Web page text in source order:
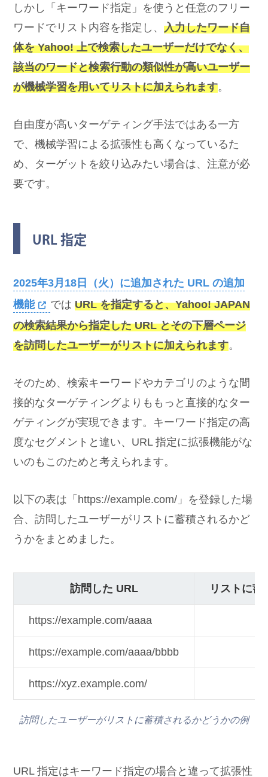
しかし「キーワード指定」を使うと任意のフリー
ワードでリスト内容を指定し、入力したワード自
体を Yahoo! 上で検索したユーザーだけでなく、
該当のワードと検索行動の類似性が高いユーザー
が機械学習を用いてリストに加えられます。
自由度が高いターゲティング手法ではある一方
で、機械学習による拡張性も高くなっているた
め、ターゲットを絞り込みたい場合は、注意が必
要です。
URL 指定
2025年3月18日（火）に追加された URL の追加
機能
ではURL を指定すると、Yahoo! JAPAN
の検索結果から指定した URL とその下層ページ
を訪問したユーザーがリストに加えられます。
そのため、検索キーワードやカテゴリのような間
接的なターゲティングよりももっと直接的なター
ゲティングが実現できます。キーワード指定の高
度なセグメントと違い、URL 指定に拡張機能がな
いのもこのためと考えられます。
以下の表は「https://example.com/」を登録した場
合、訪問したユーザーがリストに蓄積されるかど
うかをまとめました。
訪問した URL リストに蓄
https://example.com/aaaa
https://example.com/aaaa/bbbb
https://xyz.example.com/
訪問したユーザーがリストに蓄積されるかどうかの例
URL 指定はキーワード指定の場合と違って拡張性